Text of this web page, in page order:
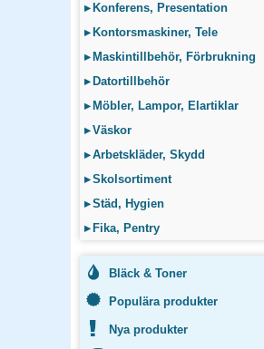
▸ Konferens, Presentation
▸ Kontorsmaskiner, Tele
▸ Maskintillbehör, Förbrukning
▸ Datortillbehör
▸ Möbler, Lampor, Elartiklar
▸Väskor
▸Arbetskläder, Skydd
▸Skolsortiment
▸Städ, Hygien
▸ Fika, Pentry
Bläck & Toner
Populära produkter
Nya produkter
1-2 dagar
KÖP
Kopieringspapper Multicopy Next
2500st/kartong